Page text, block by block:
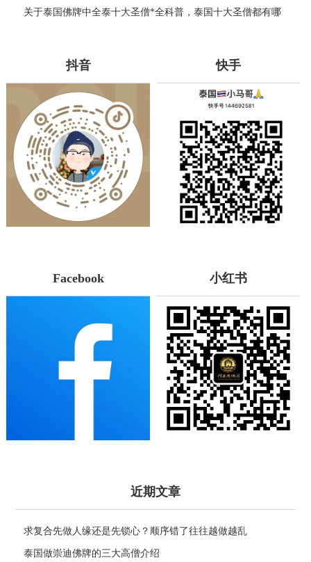
腐！
关于泰国佛牌中全泰十大圣僧*全科普，泰国十大圣僧都有哪
抖音 快手
Facebook 小红书
近期文章
求复合先做人缘还是先锁心？顺序错了往往越做越乱
泰国做崇迪佛牌的三大高僧介绍